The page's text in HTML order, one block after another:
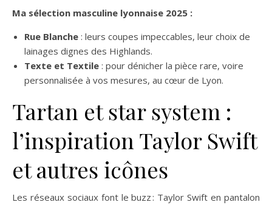
Ma sélection masculine lyonnaise 2025 :
Rue Blanche : leurs coupes impeccables, leur choix de
lainages dignes des Highlands.
Texte et Textile : pour dénicher la pièce rare, voire
personnalisée à vos mesures, au cœur de Lyon.
Tartan et star system :
l’inspiration Taylor Swift
et autres icônes
Les réseaux sociaux font le buzz : Taylor Swift en pantalon